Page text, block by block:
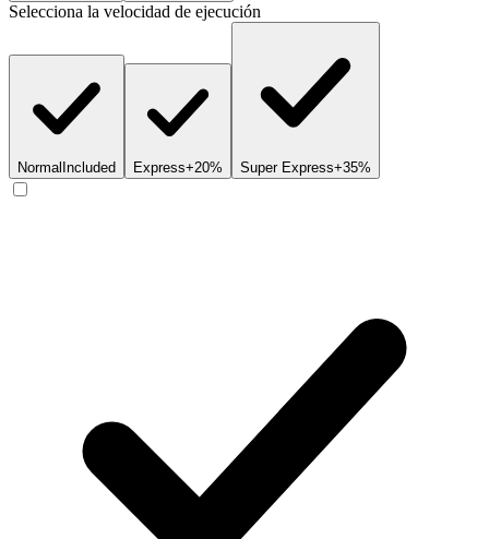
Selecciona la velocidad de ejecución
Normal Included Express+20% Super Express+35%